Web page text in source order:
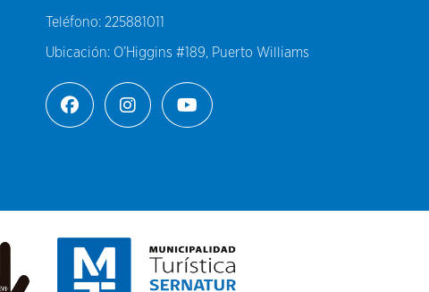
Teléfono: 225881011
Ubicación: O’Higgins #189, Puerto Williams